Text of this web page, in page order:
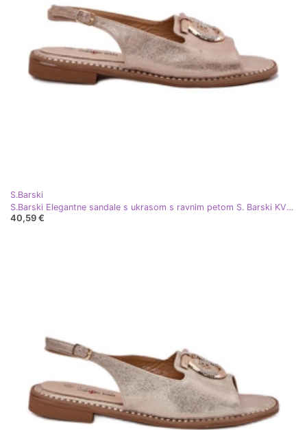
S.Barski
S.Barski Elegantne sandale s ukrasom s ravnim petom S. Barski KV51-003 ružičasto zlato zlatni
40,59 €